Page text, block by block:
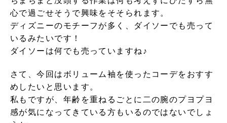
心で過ごせそうで興味をそそられます。
ディズニーのモチーフが多く、ダイソーでも売って
いるみたいです！
ダイソーは何でも売っていますね♪
さて、今回はボリューム袖を使ったコーデをおすす
めしたいと思います。
私もですが、年齢を重ねるごとに二の腕のプヨプヨ
感が気になってきている方もいるのではないでしょ